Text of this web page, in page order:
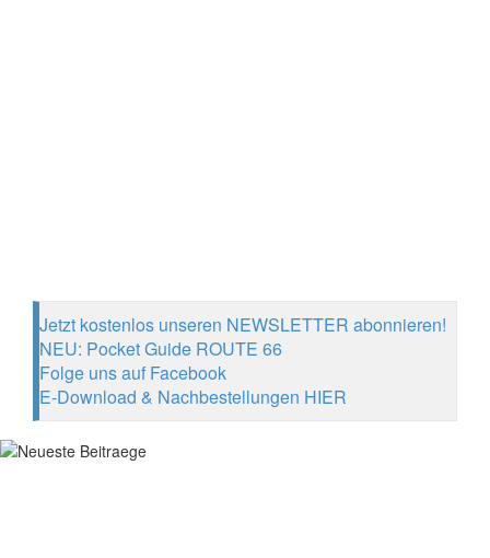
Jetzt kostenlos unseren NEWSLETTER abonnieren!
NEU: Pocket Guide ROUTE 66
Folge uns auf Facebook
E-Download & Nachbestellungen HIER